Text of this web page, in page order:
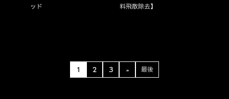
ッド
料飛散除去】
1 2 3 » 最後